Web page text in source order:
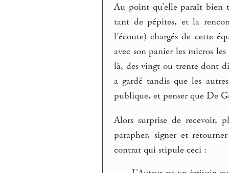
Au point qu’elle paraît
tant de pépites, et la
l’écoute) chargés de cette
avec son panier les micros
là, des vingt ou trente dont
a gardé tandis que les
publique, et penser que De
Alors surprise de recevoir,
parapher, signer et
contrat qui stipule ceci :